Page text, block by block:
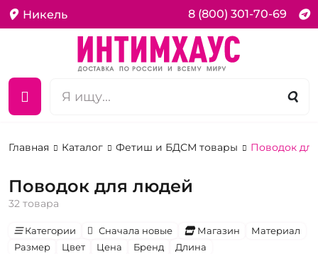
Никель 8 (800) 301-70-69
Главная Каталог Фетиш и БДСМ товары Поводок
Поводок для людей
32 товара
Категории Сначала новые Магазин
Материал
Размер
Цвет Цена Бренд Длина